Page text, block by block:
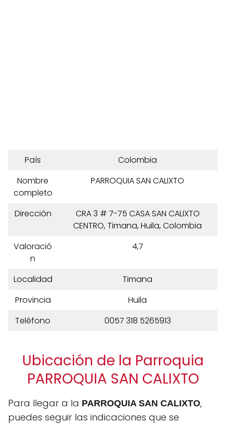
País
Colombia
Nombre
completo
PARROQUIA SAN CALIXTO
Dirección
CRA 3 # 7-75 CASA SAN CALIXTO
CENTRO, Timana, Huila, Colombia
Valoració
n
4,7
Localidad
Timana
Provincia
Huila
Teléfono
0057 318 5265913
Ubicación de la Parroquia
PARROQUIA SAN CALIXTO
Para llegar a la PARROQUIA SAN CALIXTO,
puedes seguir las indicaciones que se